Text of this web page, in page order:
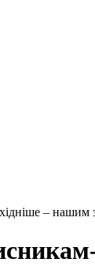
– нашим